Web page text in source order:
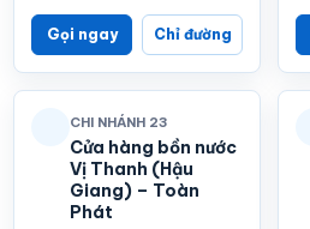
Gọi ngay Chỉ đường
CHI NHÁNH 23
Cửa hàng bồn nước
Vị Thanh (Hậu
Giang) – Toàn
Phát